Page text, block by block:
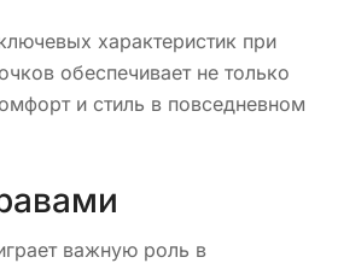
характеристик при
обеспечивает не только
и стиль в повседневном
важную роль в